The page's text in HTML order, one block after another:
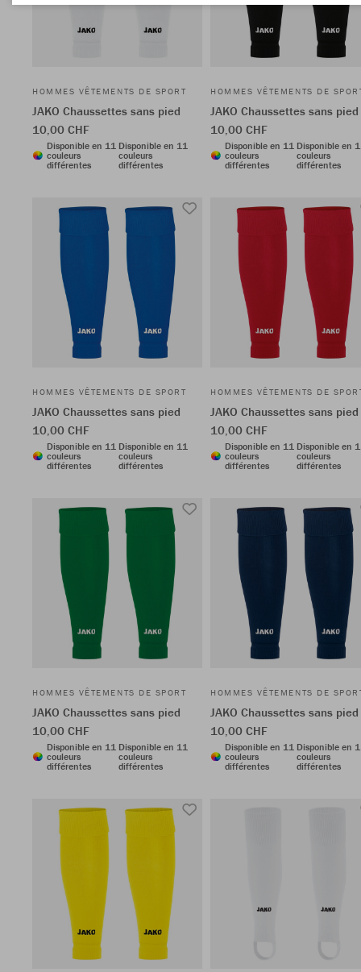
HOMMES VÊTEMENTS DE SPORT
JAKO Chaussettes sans pied
10,00 CHF
Disponible en 11
couleurs
différentes
Disponible en 11
couleurs
différentes
HOMMES VÊTEMENTS DE
JAKO Chaussettes sans pied
10,00 CHF
Disponible en 11
couleurs
différentes
Disponible en
couleurs
différentes
HOMMES VÊTEMENTS DE SPORT
JAKO Chaussettes sans pied
10,00 CHF
Disponible en 11
couleurs
différentes
Disponible en 11
couleurs
différentes
HOMMES VÊTEMENTS DE
JAKO Chaussettes sans pied
10,00 CHF
Disponible en 11
couleurs
différentes
Disponible en
couleurs
différentes
HOMMES VÊTEMENTS DE SPORT
JAKO Chaussettes sans pied
10,00 CHF
Disponible en 11
couleurs
différentes
Disponible en 11
couleurs
différentes
HOMMES VÊTEMENTS DE
JAKO Chaussettes sans pied
10,00 CHF
Disponible en 11
couleurs
différentes
Disponible en
couleurs
différentes